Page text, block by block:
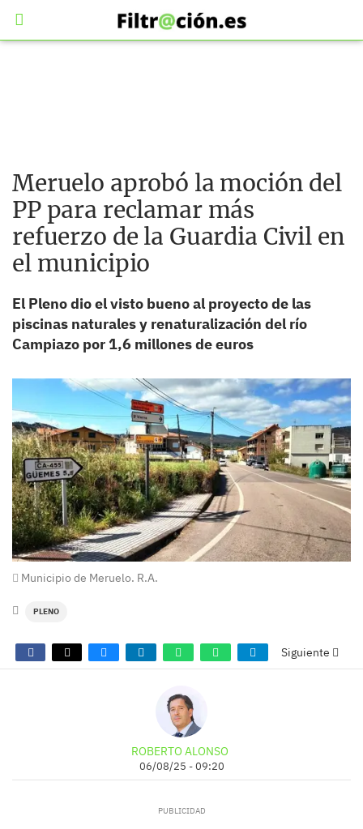
Meruelo aprobó la moción del
PP para reclamar más
refuerzo de la Guardia Civil en
el municipio
El Pleno dio el visto bueno al proyecto de las
piscinas naturales y renaturalización del río
Campiazo por 1,6 millones de euros
Municipio de Meruelo. R.A.
PLENO
Siguiente
ROBERTO ALONSO
06/08/25 - 09:20